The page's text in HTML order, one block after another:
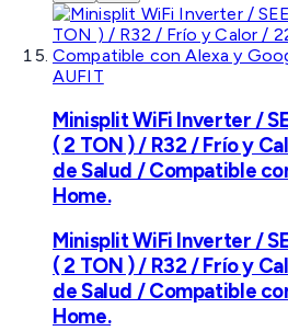
AUFIT
Minisplit WiFi Inverter /
( 2 TON ) / R32 / Frío y
de Salud / Compatible
Home.
Minisplit WiFi Inverter /
( 2 TON ) / R32 / Frío y
de Salud / Compatible
Home.